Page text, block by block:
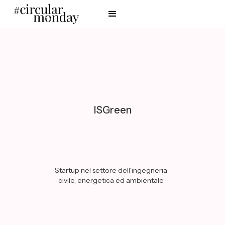
ISGreen
Startup nel settore dell'ingegneria
civile, energetica ed ambientale